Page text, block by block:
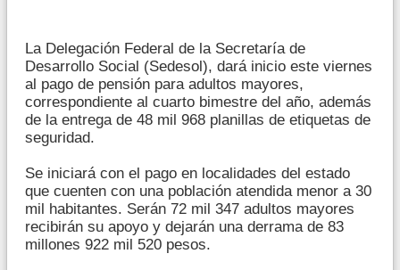
La Delegación Federal de la Secretaría de
Desarrollo Social (Sedesol), dará inicio este viernes
al pago de pensión para adultos mayores,
correspondiente al cuarto bimestre del año, además
de la entrega de 48 mil 968 planillas de etiquetas de
seguridad.
Se iniciará con el pago en localidades del estado
que cuenten con una población atendida menor a 30
mil habitantes. Serán 72 mil 347 adultos mayores
recibirán su apoyo y dejarán una derrama de 83
millones 922 mil 520 pesos.